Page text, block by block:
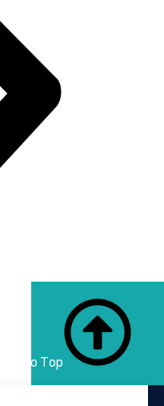
Back to Top